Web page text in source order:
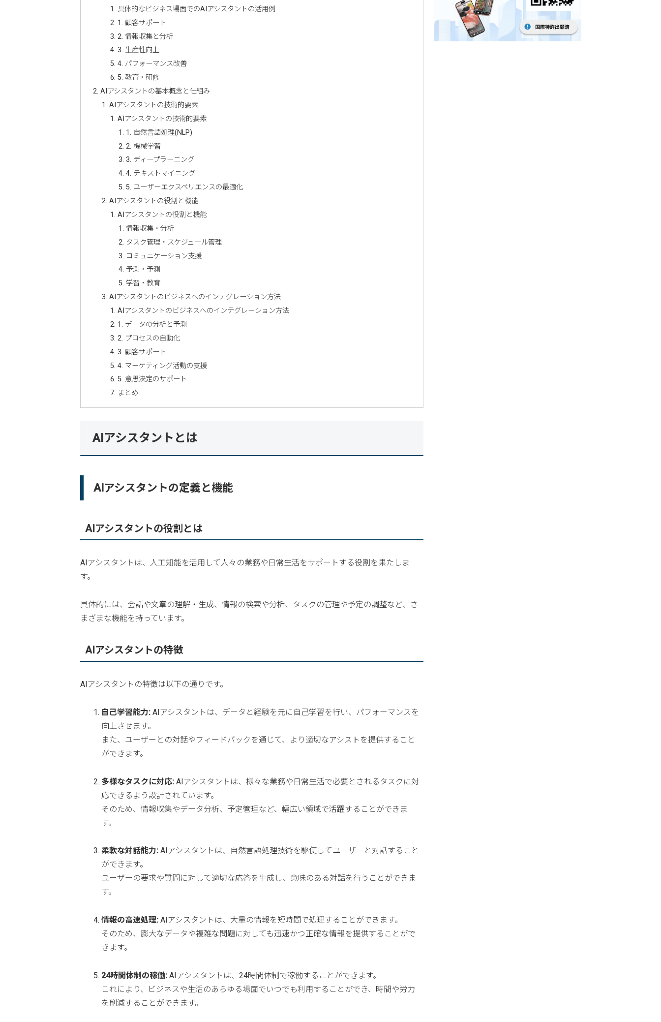
具体的なビジネス場面でのAIアシスタントの活用例
1. 顧客サポート
2. 情報収集と分析
3. 生産性向上
4. パフォーマンス改善
5. 教育・研修
AIアシスタントの基本概念と仕組み
AIアシスタントの技術的要素
AIアシスタントの技術的要素
1. 自然言語処理(NLP)
2. 機械学習
3. ディープラーニング
4. テキストマイニング
5. ユーザーエクスペリエンスの最適化
AIアシスタントの役割と機能
AIアシスタントの役割と機能
情報収集・分析
タスク管理・スケジュール管理
コミュニケーション支援
予測・予測
学習・教育
AIアシスタントのビジネスへのインテグレーション方法
AIアシスタントのビジネスへのインテグレーション方法
1. データの分析と予測
2. プロセスの自動化
3. 顧客サポート
4. マーケティング活動の支援
5. 意思決定のサポート
まとめ
AIアシスタントとは
AIアシスタントの定義と機能
AIアシスタントの役割とは
AIアシスタントは、人工知能を活用して人々の業務や日常生活をサポートする役割を果たしま
す。
具体的には、会話や文章の理解・生成、情報の検索や分析、タスクの管理や予定の調整など、さ
まざまな機能を持っています。
AIアシスタントの特徴
AIアシスタントの特徴は以下の通りです。
自己学習能力: AIアシスタントは、データと経験を元に自己学習を行い、パフォーマンスを
向上させます。
また、ユーザーとの対話やフィードバックを通じて、より適切なアシストを提供すること
ができます。
多様なタスクに対応: AIアシスタントは、様々な業務や日常生活で必要とされるタスクに対
応できるよう設計されています。
そのため、情報収集やデータ分析、予定管理など、幅広い領域で活躍することができま
す。
柔軟な対話能力: AIアシスタントは、自然言語処理技術を駆使してユーザーと対話すること
ができます。
ユーザーの要求や質問に対して適切な応答を生成し、意味のある対話を行うことができま
す。
情報の高速処理: AIアシスタントは、大量の情報を短時間で処理することができます。
そのため、膨大なデータや複雑な問題に対しても迅速かつ正確な情報を提供することがで
きます。
24時間体制の稼働: AIアシスタントは、24時間体制で稼働することができます。
これにより、ビジネスや生活のあらゆる場面でいつでも利用することができ、時間や労力
を削減することができます。